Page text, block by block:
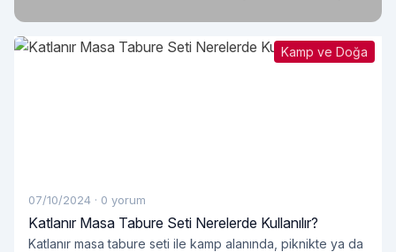
Kamp ve Doğa
07/10/2024 · 0 yorum
Katlanır Masa Tabure Seti Nerelerde Kullanılır?
Katlanır masa tabure seti ile kamp alanında, piknikte ya da